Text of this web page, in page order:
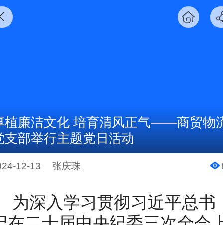
植廉洁文化 培育清风正气——商贸物
支部举行主题党日活动
12-13 张庆珠
为深入学习贯彻习近平总书